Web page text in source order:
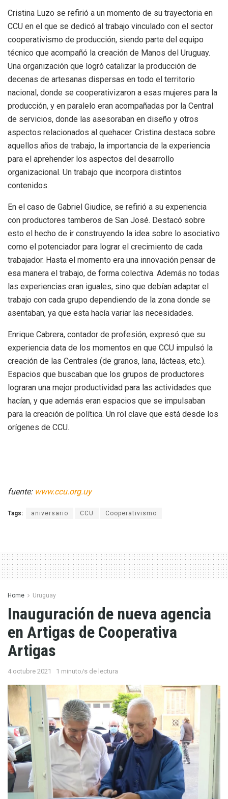
Cristina Luzo se refirió a un momento de su trayectoria en
CCU en el que se dedicó al trabajo vinculado con el sector
cooperativismo de producción, siendo parte del equipo
técnico que acompañó la creación de Manos del Uruguay.
Una organización que logró catalizar la producción de
decenas de artesanas dispersas en todo el territorio
nacional, donde se cooperativizaron a esas mujeres para la
producción, y en paralelo eran acompañadas por la Central
de servicios, donde las asesoraban en diseño y otros
aspectos relacionados al quehacer. Cristina destaca sobre
aquellos años de trabajo, la importancia de la experiencia
para el aprehender los aspectos del desarrollo
organizacional. Un trabajo que incorpora distintos
contenidos.
En el caso de Gabriel Giudice, se refirió a su experiencia
con productores tamberos de San José. Destacó sobre
esto el hecho de ir construyendo la idea sobre lo asociativo
como el potenciador para lograr el crecimiento de cada
trabajador. Hasta el momento era una innovación pensar de
esa manera el trabajo, de forma colectiva. Además no todas
las experiencias eran iguales, sino que debían adaptar el
trabajo con cada grupo dependiendo de la zona donde se
asentaban, ya que esta hacía variar las necesidades.
Enrique Cabrera, contador de profesión, expresó que su
experiencia data de los momentos en que CCU impulsó la
creación de las Centrales (de granos, lana, lácteas, etc.).
Espacios que buscaban que los grupos de productores
lograran una mejor productividad para las actividades que
hacían, y que además eran espacios que se impulsaban
para la creación de política. Un rol clave que está desde los
orígenes de CCU.
fuente: www.ccu.org.uy
Tags: aniversario CCU Cooperativismo
Home Uruguay
Inauguración de nueva agencia
en Artigas de Cooperativa
Artigas
4 octubre 2021 1 minuto/s de lectura